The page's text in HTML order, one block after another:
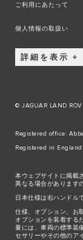
ご利用にあたって
個人情報の取扱い
詳細を表示
© JAGUAR LAND
Registered office:
Registered in England
本ウェブサイトに掲載
異なる場合があります
日本仕様は右ハンドル
仕様、オプション、お
オプションを装着する
量には、車両の標準装
セサリーやその他のア